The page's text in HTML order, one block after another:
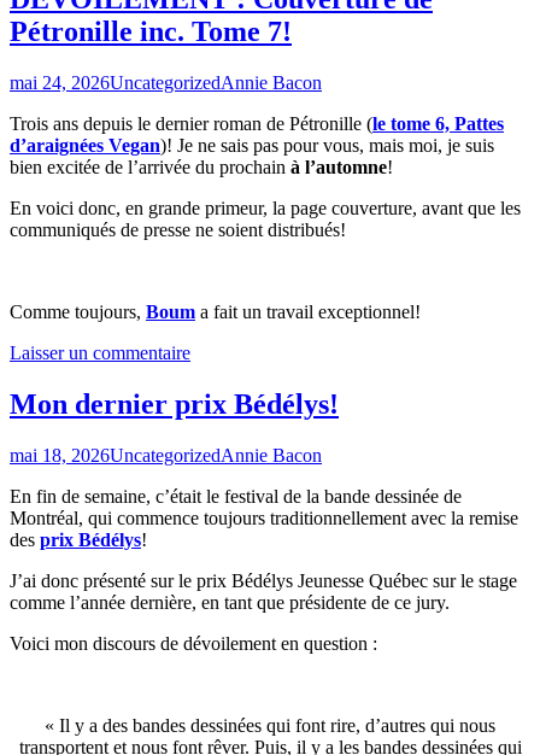
Pétronille inc. Tome 7!
mai 24, 2026UncategorizedAnnie Bacon
Trois ans depuis le dernier roman de Pétronille (le tome 6, Pattes
d’araignées Vegan)! Je ne sais pas pour vous, mais moi, je suis
bien excitée de l’arrivée du prochain à l’automne!
En voici donc, en grande primeur, la page couverture, avant que les
communiqués de presse ne soient distribués!
Comme toujours, Boum a fait un travail exceptionnel!
Laisser un commentaire
Mon dernier prix Bédélys!
mai 18, 2026UncategorizedAnnie Bacon
En fin de semaine, c’était le festival de la bande dessinée de
Montréal, qui commence toujours traditionnellement avec la remise
des prix Bédélys!
J’ai donc présenté sur le prix Bédélys Jeunesse Québec sur le stage
comme l’année dernière, en tant que présidente de ce jury.
Voici mon discours de dévoilement en question :
« Il y a des bandes dessinées qui font rire, d’autres qui nous
transportent et nous font rêver. Puis, il y a les bandes dessinées qui